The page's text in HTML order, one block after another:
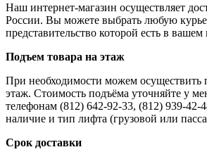
Наш интернет-магазин осуществляет
России. Вы можете выбрать любую
представительство которой есть в вашем
Подъем товара на этаж
При необходимости можем осуществить
этаж. Стоимость подъёма уточняйте у
телефонам (812) 642-92-33, (812) 939-42-
наличие и тип лифта (грузовой или
Срок доставки